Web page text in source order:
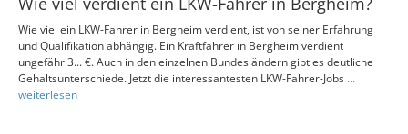
Wie viel ein LKW-Fahrer in Bergheim verdient, ist von seiner Erfahrung
und Qualifikation abhängig. Ein Kraftfahrer in Bergheim verdient
ungefähr 3... €. Auch in den einzelnen Bundesländern gibt es deutliche
Gehaltsunterschiede. Jetzt die interessantesten LKW-Fahrer-Jobs ...
weiterlesen